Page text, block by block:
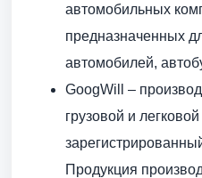
автомобильных
предназначенных
автомобилей,
GoogWill –
грузовой и
Продукция